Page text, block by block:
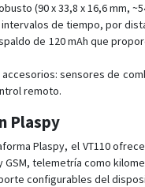
(90 x 33,8 x 16,6 mm,
de tiempo, por
de 120 mAh que
accesorios: sensores de
remoto.
Plaspy
Plaspy, el VT110
GSM, telemetría como
configurables del